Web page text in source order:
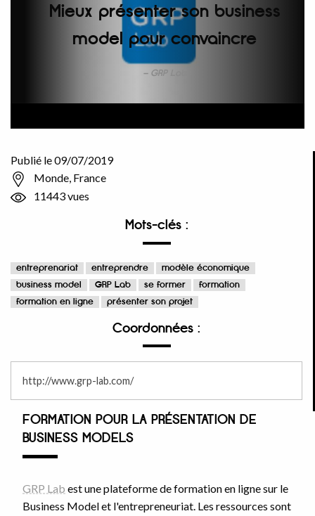
Mieux présenter son business
model pour convaincre
GRP Lab
Publié le 09/07/2019
Monde, France
11443 vues
Mots-clés :
entreprenariat entreprendre
modèle économique
business model
GRP Lab se former
formation
formation en ligne
présenter son projet
Coordonnées :
http://www.grp-lab.com/
FORMATION POUR LA PRÉSENTATION DE
BUSINESS MODELS
GRP Lab est une plateforme de formation en ligne sur le
Business Model et l'entrepreneuriat. Les ressources sont